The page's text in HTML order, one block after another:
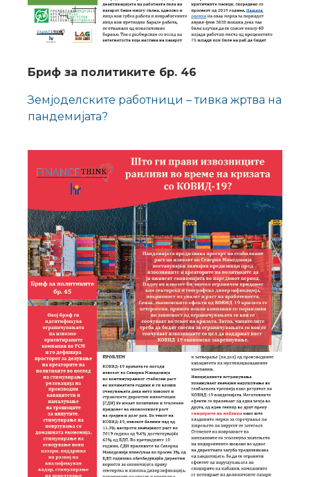
Бриф за политиките бр. 46
Земјоделските работници – тивка жртва на
пандемијата?